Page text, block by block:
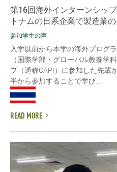
第16回海外インターンシッ
トナムの日系企業で製造業
参加学生の声
入学以前から本学の海外プログ
（国際学部・グローバル教養学
プ（通称CAPI）に参加した先輩
半から参加することで学び...
READ MORE